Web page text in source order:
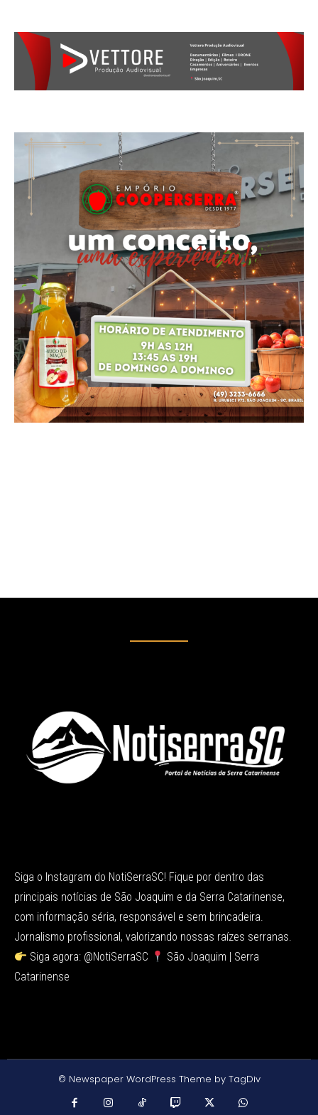
Siga o Instagram do NotiSerraSC! Fique por dentro das
principais notícias de São Joaquim e da Serra Catarinense,
com informação séria, responsável e sem brincadeira.
Jornalismo profissional, valorizando nossas raízes serranas.
Siga agora: @NotiSerraSC
São Joaquim | Serra
Catarinense
© Newspaper WordPress Theme by TagDiv